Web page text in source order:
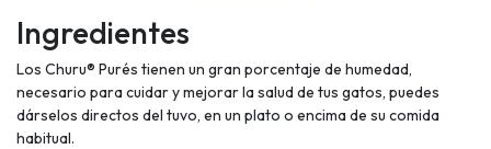
Ingredientes
Los Churu® Purés tienen un gran porcentaje de humedad,
necesario para cuidar y mejorar la salud de tus gatos, puedes
dárselos directos del tuvo, en un plato o encima de su comida
habitual.